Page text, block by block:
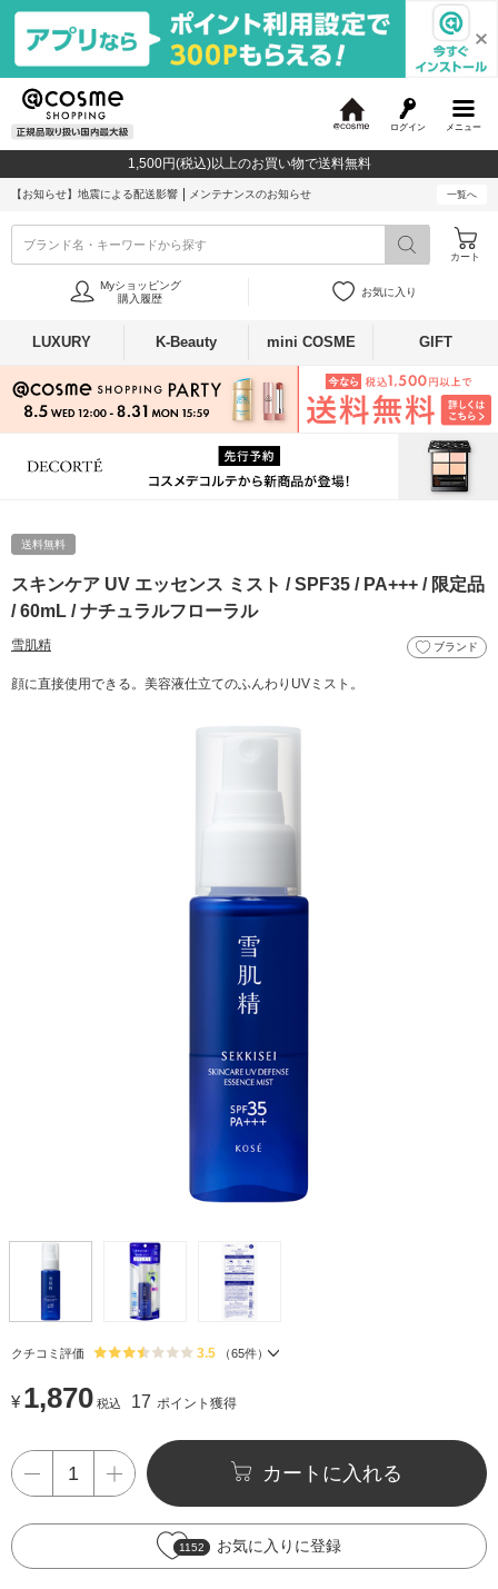
メニュー
ログイン
c
o
1,500円(税込)以上のお買い物で送料無料
【お知らせ】 地震による配送影響 メンテナンスのお知らせ 一覧へ
ブランド名・キーワードから探す
カート
Myショッピング
購入履歴
お気に入り
LUXURY K-Beauty mini COSME GIFT
送料無料
スキンケア UV エッセンス ミスト / SPF35 / PA+++ / 限定品
/ 60mL / ナチュラルフローラル
雪肌精 ブランド
顔に直接使用できる。美容液仕立てのふんわりUVミスト。
クチコミ評価 3.5 （65件）
¥ 1,870 税込 17 ポイント獲得
カートに入れる
1152 お気に入りに登録